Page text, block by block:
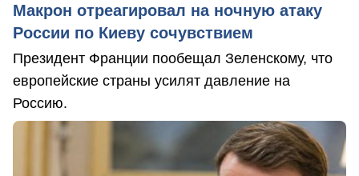
Макрон отреагировал на ночную атаку
России по Киеву сочувствием
Президент Франции пообещал Зеленскому, что
европейские страны усилят давление на
Россию.